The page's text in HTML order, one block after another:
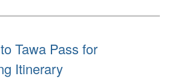
Tawa Pass for
Itinerary